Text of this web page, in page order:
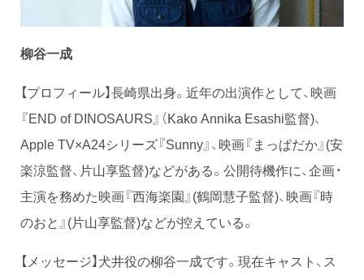
柳谷一成
【プロフィール】長崎県出身。近年の出演作として、映画
『END of DINOSAURS』（Kako Annika Esashi監督)、
Apple TV×A24シリーズ『Sunny』、映画『まっぱだか』(安
楽涼監督、片山享監督)などがある。公開待機作に、企画・
主演を務めた映画『西海楽園』(鶴岡慧子監督)、映画『時
のおと』(片山享監督)などが控えている。
【メッセージ】犬井役の柳谷一成です。現在キャスト、ス